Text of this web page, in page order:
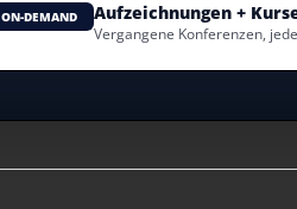
ON-DEMAND Aufzeichnungen +
Vergangene Konferenzen,